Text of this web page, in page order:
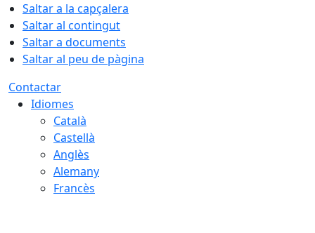
Saltar a la capçalera
Saltar al contingut
Saltar a documents
Saltar al peu de pàgina
Contactar
Idiomes
Català
Castellà
Anglès
Alemany
Francès